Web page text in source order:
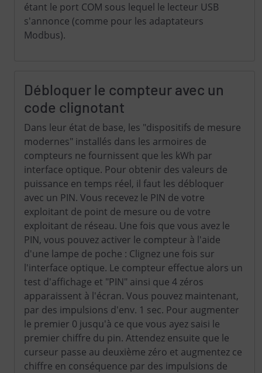
étant le port COM sous lequel le lecteur USB
s'annonce (comme pour les adaptateurs
Modbus).
Débloquer le compteur avec un
code clignotant
Dans leur état de base, les "dispositifs de mesure
modernes" installés dans les armoires de
compteurs ne fournissent que les kWh par
interface optique. Pour obtenir des valeurs de
puissance en temps réel, il faut les débloquer
avec un PIN. Vous recevez le PIN de votre
exploitant de point de mesure ou de votre
exploitant de réseau. Une fois que vous avez le
PIN, vous pouvez activer le compteur à l'aide
d'une lampe de poche : Clignez une fois sur
l'interface optique. Le compteur effectue alors un
test d'affichage et "PIN" ainsi que 4 zéros
apparaissent à l'écran. Vous pouvez maintenant,
par des impulsions d'env. 1 sec. Pour augmenter
le premier 0 jusqu'à ce que vous ayez saisi le
premier chiffre du pin. Attendez ensuite que le
curseur passe au deuxième zéro et augmentez ce
chiffre en conséquence par des impulsions de